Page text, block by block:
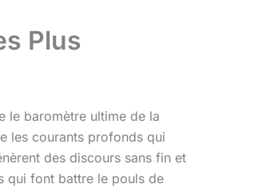
Plus
le baromètre ultime de la
les courants profonds qui
des discours sans fin et
qui font battre le pouls de